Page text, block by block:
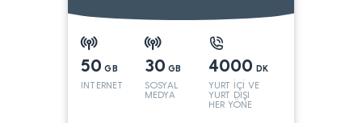
50 GB
INTERNET
30 GB
SOSYAL
MEDYA
4000 DK
YURT İÇİ VE
YURT DIŞI
HER YÖNE